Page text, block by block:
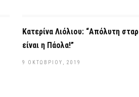
Κατερίνα Λιόλιου: “Απόλυτη σταρ
είναι η Πάολα!”
9 ΟΚΤΩΒΡΊΟΥ, 2019